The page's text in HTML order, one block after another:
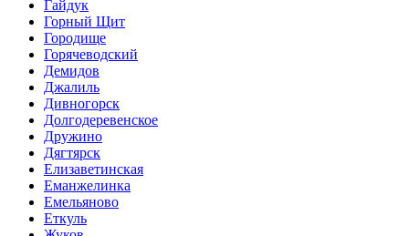
Гайдук
Горный Щит
Городище
Горячеводский
Демидов
Джалиль
Дивногорск
Долгодеревенское
Дружино
Дягтярск
Елизаветинская
Еманжелинка
Емельяново
Еткуль